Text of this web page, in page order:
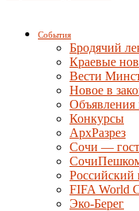
События
Бродячий
Краевые
Вести
Новое в
Объявления
Конкурсы
АрхРазрез
Сочи —
FIFA World
Эко-Берег